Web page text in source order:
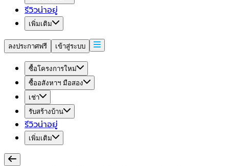
รีวิวน่าอยู่
เพิ่มเติม
ลงประกาศฟรี เข้าสู่ระบบ
ซื้อโครงการใหม่
ซื้ออสังหาฯ มือสอง
เช่า
รับสร้างบ้าน
รีวิวน่าอยู่
เพิ่มเติม